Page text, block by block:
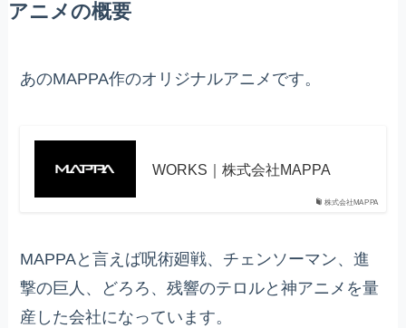
アニメの概要
あのMAPPA作のオリジナルアニメです。
株式会社MAPPA
WORKS｜株式会社MAPPA
MAPPAと言えば呪術廻戦、チェンソーマン、進
撃の巨人、どろろ、残響のテロルと神アニメを量
産した会社になっています。